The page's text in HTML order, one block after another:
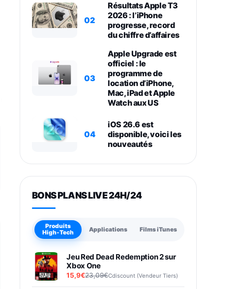
02
Résultats Apple T3
2026 : l’iPhone
progresse, record
du chiffre d’affaires
03
Apple Upgrade est
officiel : le
programme de
location d’iPhone,
Mac, iPad et Apple
Watch aux US
04
iOS 26.6 est
disponible, voici les
nouveautés
BONS PLANS LIVE 24H/24
Produits
High-Tech
Applications Films iTunes
Jeu Red Dead Redemption 2 sur
Xbox One
15,9€23,09€Cdiscount (Vendeur Tiers)